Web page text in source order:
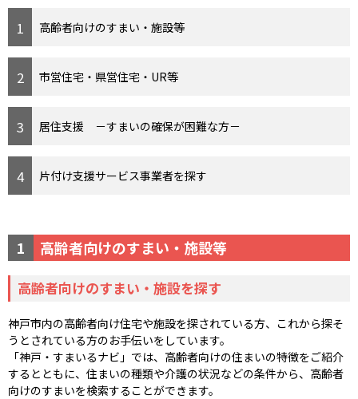
高齢者向けのすまい・施設等
市営住宅・県営住宅・UR等
居住支援 －すまいの確保が困難な方－
片付け支援サービス事業者を探す
1 高齢者向けのすまい・施設等
高齢者向けのすまい・施設を探す
神戸市内の高齢者向け住宅や施設を探されている方、これから探そ
うとされている方のお手伝いをしています。
「神戸・すまいるナビ」では、高齢者向けの住まいの特徴をご紹介
するとともに、住まいの種類や介護の状況などの条件から、高齢者
向けのすまいを検索することができます。